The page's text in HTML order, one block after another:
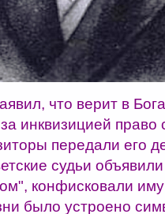
что верит в
инквизицией
передали его
судьи
конфисковали
было устроено